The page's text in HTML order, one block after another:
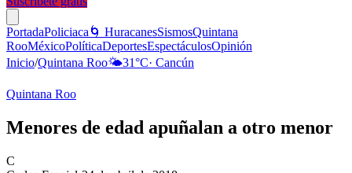
PortadaPoliciaca 🌀 HuracanesSismosQuintana
RooMéxicoPolíticaDeportesEspectáculosOpinión
Inicio/Quintana Roo🌤️31°C· Cancún
Quintana Roo
Menores de edad apuñalan a otro menor
C